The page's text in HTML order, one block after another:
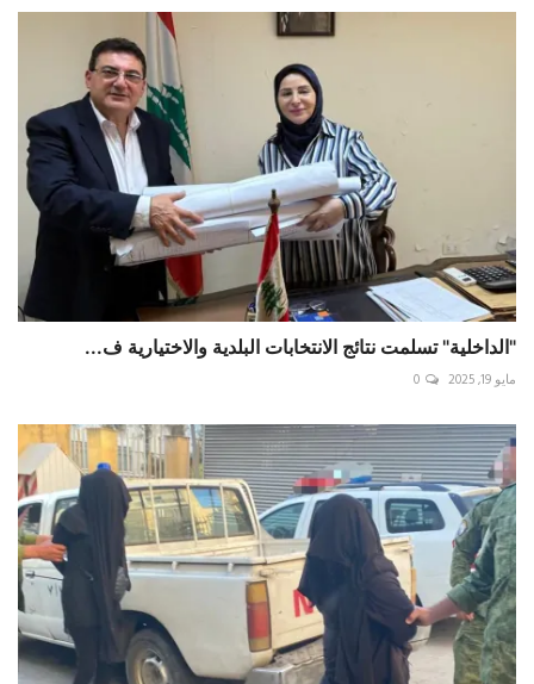
"الداخلية" تسلمت نتائج الانتخابات البلدية والاختيارية ف...
مايو 19, 2025 0